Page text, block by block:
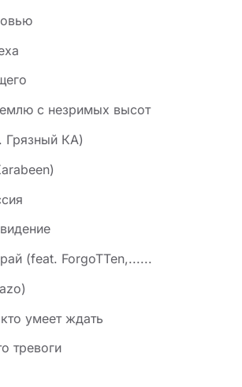
с незримых высот
Грязный КА)
(feat. ForgoTTen,......
умеет ждать
тревоги